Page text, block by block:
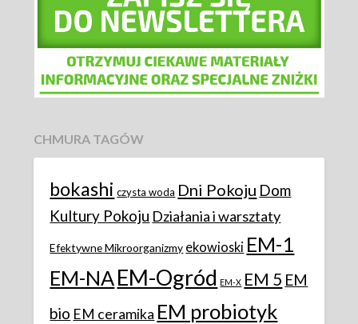
CHMURA TAGÓW
bokashi czysta woda Dni Pokoju Dom
Kultury Pokoju Działania i warsztaty
Efektywne Mikroorganizmy ekowioski EM-1
EM-NAEM-Ogród EM-X EM 5 EM
bio EM ceramika EM probiotyk